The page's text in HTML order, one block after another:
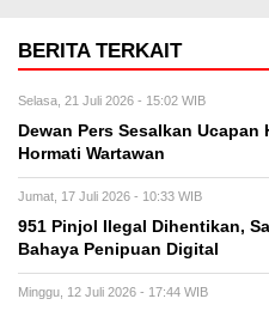
BERITA TERKAIT
Selasa, 21 Juli 2026 - 15:02 WIB
Dewan Pers Sesalkan
Hormati Wartawan
Jumat, 17 Juli 2026 - 10:33 WIB
951 Pinjol Ilegal Dihentikan,
Bahaya Penipuan Digital
Minggu, 12 Juli 2026 - 17:44 WIB